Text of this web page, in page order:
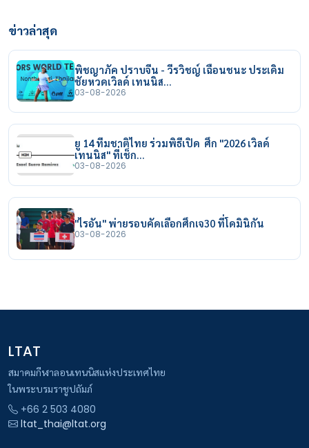
ข่าวล่าสุด
พิชญาภัค ปราบจีน - วีรวิชญ์ เฉือนชนะ ประเดิม
ชัยหวดเวิลด์ เทนนิส…
03-08-2026
ยู 14 ทีมชาติไทย ร่วมพิธีเปิด ศึก "2026 เวิลด์
เทนนิส" ที่เช็ก…
03-08-2026
"ไรอัน" พ่ายรอบคัดเลือกศึกเจ30 ที่โดมินิกัน
03-08-2026
LTAT
สมาคมกีฬาลอนเทนนิสแห่งประเทศไทย
ในพระบรมราชูปถัมภ์
+66 2 503 4080
ltat_thai@ltat.org